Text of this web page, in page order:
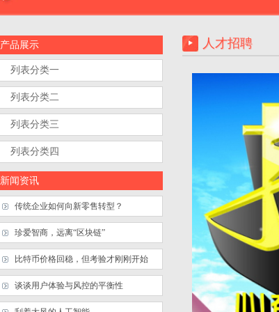
人才招聘
产品展示
列表分类一
列表分类二
列表分类三
列表分类四
新闻资讯
传统企业如何向新零售转型？
珍爱智商，远离“区块链”
比特币价格回稳，但考验才刚刚开始
谈谈用户体验与风控的平衡性